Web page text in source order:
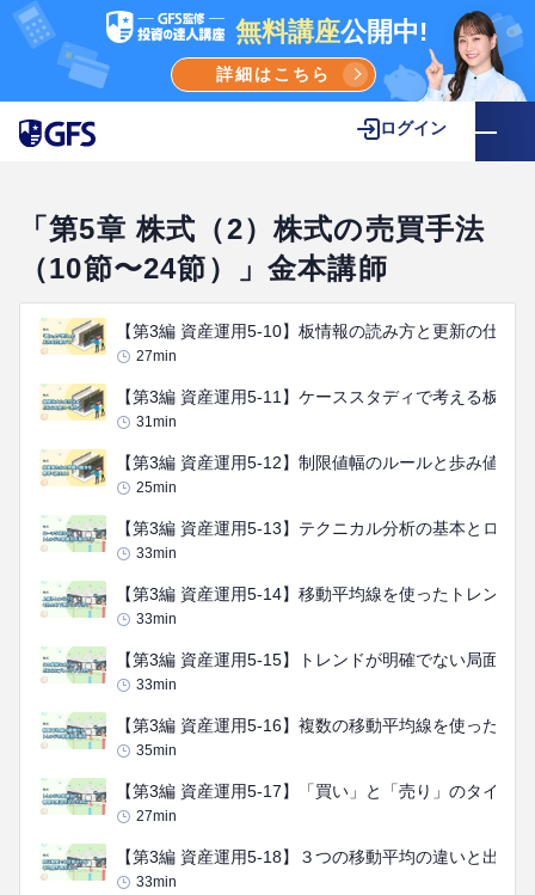
無料講座公開中!
詳細はこちら
ログイン
「第5章 株式（2）株式の売買手法
（10節〜24節）」金本講師
【第3編 資産運用5-10】板情報の読み方と更新の仕組み
27min
【第3編 資産運用5-11】ケーススタディで考える板の
31min
【第3編 資産運用5-12】制限値幅のルールと歩み値の
25min
【第3編 資産運用5-13】テクニカル分析の基本とロー
33min
【第3編 資産運用5-14】移動平均線を使ったトレンド
33min
【第3編 資産運用5-15】トレンドが明確でない局面の
33min
【第3編 資産運用5-16】複数の移動平均線を使った分析
35min
【第3編 資産運用5-17】「買い」と「売り」のタイミ
27min
【第3編 資産運用5-18】３つの移動平均の違いと出来高
33min